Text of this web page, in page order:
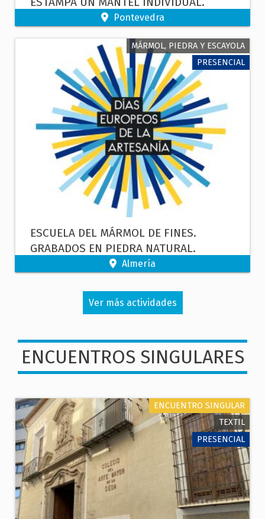
Pontevedra
MÁRMOL, PIEDRA Y ESCAYOLA
PRESENCIAL
ESCUELA DEL MÁRMOL DE FINES.
GRABADOS EN PIEDRA NATURAL.
Almería
Ver más actividades
ENCUENTROS SINGULARES
ENCUENTRO SINGULAR
TEXTIL
PRESENCIAL